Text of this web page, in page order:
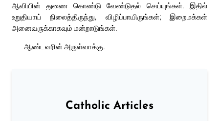
ஆவியின் துணை கொண்டு வேண்டுதல் செய்யுங்கள். இதில்
உறுதியாய் நிலைத்திருந்து, விழிப்பாயிருங்கள்; இறைமக்கள்
அனைவருக்காகவும் மன்றாடுங்கள்.
ஆண்டவரின் அருள்வாக்கு.
Catholic Articles